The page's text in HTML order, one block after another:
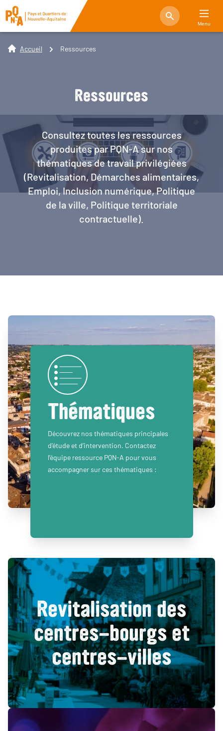
Menu
Accueil Ressources
Ressources
Consultez toutes les ressources
produites par PQN-A sur nos
thématiques de travail privilégiées
(Revitalisation, Démarches alimentaires,
Emploi, Inclusion numérique, Politique
de la ville, Politique territoriale
contractuelle).
Thématiques
Découvrez nos thématiques principales
d’étude et d’intervention. Contactez
l’équipe ressource PQN-A pour vous
accompagner sur ces thématiques :
Revitalisation des
centres-bourgs et
centres-villes